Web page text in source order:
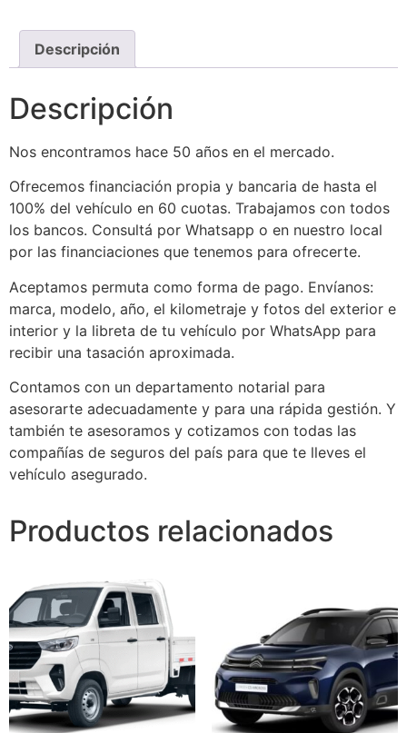
Descripción
Descripción
Nos encontramos hace 50 años en el mercado.
Ofrecemos financiación propia y bancaria de hasta el
100% del vehículo en 60 cuotas. Trabajamos con todos
los bancos. Consultá por Whatsapp o en nuestro local
por las financiaciones que tenemos para ofrecerte.
Aceptamos permuta como forma de pago. Envíanos:
marca, modelo, año, el kilometraje y fotos del exterior e
interior y la libreta de tu vehículo por WhatsApp para
recibir una tasación aproximada.
Contamos con un departamento notarial para
asesorarte adecuadamente y para una rápida gestión. Y
también te asesoramos y cotizamos con todas las
compañías de seguros del país para que te lleves el
vehículo asegurado.
Productos relacionados